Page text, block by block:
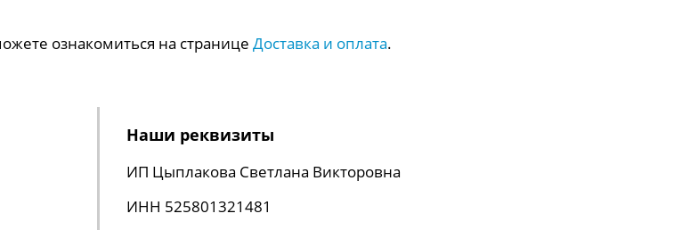
ознакомиться на странице Доставка и оплата.
Наши реквизиты
ИП Цыплакова Светлана Викторовна
ИНН 525801321481